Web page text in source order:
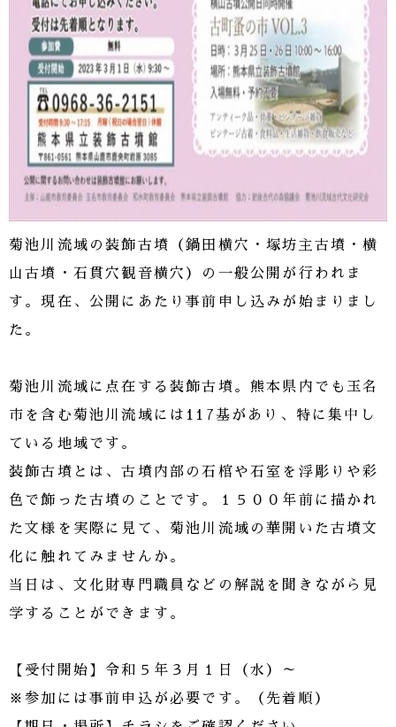
菊池川流域の装飾古墳（鍋田横穴・塚坊主古墳・横
山古墳・石貫穴観音横穴）の一般公開が行われま
す。現在、公開にあたり事前申し込みが始まりまし
た。
菊池川流域に点在する装飾古墳。熊本県内でも玉名
市を含む菊池川流域には117基があり、特に集中し
ている地域です。
装飾古墳とは、古墳内部の石棺や石室を浮彫りや彩
色で飾った古墳のことです。１５００年前に描かれ
た文様を実際に見て、菊池川流域の華開いた古墳文
化に触れてみませんか。
当日は、文化財専門職員などの解説を聞きながら見
学することができます。
【受付開始】令和５年３月１日（水）～
※参加には事前申込が必要です。（先着順）